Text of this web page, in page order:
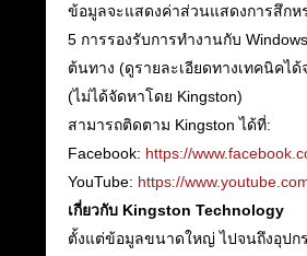
ข้อมูลจะแสดงค่าส่วนแสดงการสึกห
5 การรองรับการทำงานกับ
ต้นทาง (ดูรายละเอียดทางเทคนิคไ
(ไม่ได้จัดหาโดย Kingston)
สามารถติดตาม Kingston ได้ที่:
Facebook: https://
YouTube: https://
เกี่ยวกับ Kingston Technology
ตั้งแต่ข้อมูลขนาดใหญ่ ไปจนถึงอุปก